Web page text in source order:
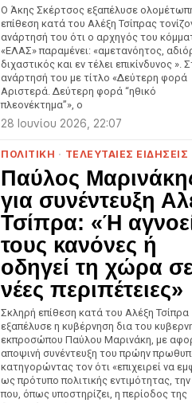
Ο Άκης Σκέρτσος εξαπέλυσε
επίθεση κατά του Αλέξη Τσίπρας
ανάρτησή του ότι ο αρχηγός του
«ΕΛΑΣ» παραμένει: «αμετανόητος,
διχαστικός και εν τέλει επικίνδυνος ».
ανάρτησή του με τίτλο «Δεύτερη φορά
Αριστερά. Δεύτερη φορά “ηθικό
πλεονέκτημα”», ο
28 Ιουνίου 2026, 22:07
ΠΟΛΙΤΙΚΗ · ΤΕΛΕΥΤΑΙΕΣ ΕΙΔΗΣΕΙΣ
Παύλος
για συνέντευξη
Τσίπρα: «Ή
τους κανόνες ή
οδηγεί τη χώρα
νέες περιπέτειες»
Σκληρή επίθεση κατά του Αλέξη Τσίπρα
εξαπέλυσε η κυβέρνηση δια του
εκπροσώπου Παύλου Μαρινάκη, με
αποψινή συνέντευξη του πρώην
κατηγορώντας τον ότι «επιχειρεί να
ως πρότυπο πολιτικής εντιμότητας,
που, όπως υποστηρίζει, η περίοδος της